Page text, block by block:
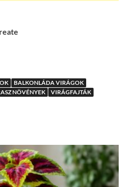
BALKONLÁDA VIRÁGOK
NÖVÉNYEK VIRÁGFAJTÁK